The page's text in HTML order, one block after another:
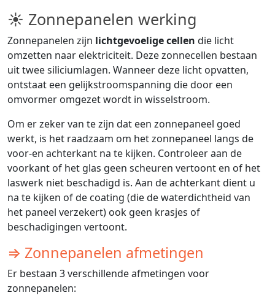
☀ Zonnepanelen werking
Zonnepanelen zijn lichtgevoelige cellen die licht
omzetten naar elektriciteit. Deze zonnecellen bestaan
uit twee siliciumlagen. Wanneer deze licht opvatten,
ontstaat een gelijkstroomspanning die door een
omvormer omgezet wordt in wisselstroom.
Om er zeker van te zijn dat een zonnepaneel goed
werkt, is het raadzaam om het zonnepaneel langs de
voor-en achterkant na te kijken. Controleer aan de
voorkant of het glas geen scheuren vertoont en of het
laswerk niet beschadigd is. Aan de achterkant dient u
na te kijken of de coating (die de waterdichtheid van
het paneel verzekert) ook geen krasjes of
beschadigingen vertoont.
⇒ Zonnepanelen afmetingen
Er bestaan 3 verschillende afmetingen voor
zonnepanelen: